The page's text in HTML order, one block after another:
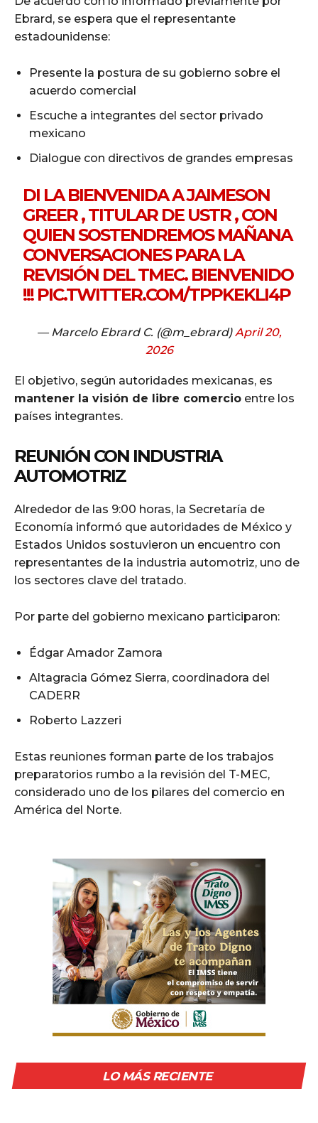
Ebrard, se espera que el representante
estadounidense:
Presente la postura de su gobierno sobre el
acuerdo comercial
Escuche a integrantes del sector privado
mexicano
Dialogue con directivos de grandes empresas
DI LA BIENVENIDA A JAIMESON
GREER , TITULAR DE USTR , CON
QUIEN SOSTENDREMOS MAÑANA
CONVERSACIONES PARA LA
REVISIÓN DEL TMEC. BIENVENIDO
!!! PIC.TWITTER.COM/TPPKEKLI4P
— Marcelo Ebrard C. (@m_ebrard)April 20,
2026
El objetivo, según autoridades mexicanas, es
mantener la visión de libre comercio entre los
países integrantes.
REUNIÓN CON INDUSTRIA
AUTOMOTRIZ
Alrededor de las 9:00 horas, la Secretaría de
Economía informó que autoridades de México y
Estados Unidos sostuvieron un encuentro con
representantes de la industria automotriz, uno de
los sectores clave del tratado.
Por parte del gobierno mexicano participaron:
Édgar Amador Zamora
Altagracia Gómez Sierra, coordinadora del
CADERR
Roberto Lazzeri
Estas reuniones forman parte de los trabajos
preparatorios rumbo a la revisión del T-MEC,
considerado uno de los pilares del comercio en
América del Norte.
LO MÁS RECIENTE